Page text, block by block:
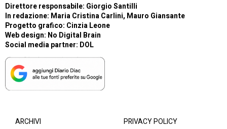
Direttore responsabile: Giorgio Santilli
In redazione: Maria Cristina Carlini, Mauro Giansante
Progetto grafico: Cinzia Leone
Web design: No Digital Brain
Social media partner: DOL
ARCHIVI PRIVACY POLICY